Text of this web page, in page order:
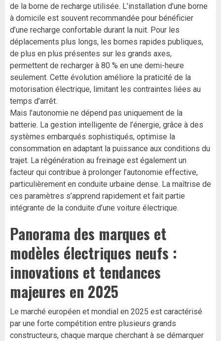
de la borne de recharge utilisée. L’installation d’une borne
à domicile est souvent recommandée pour bénéficier
d’une recharge confortable durant la nuit. Pour les
déplacements plus longs, les bornes rapides publiques,
de plus en plus présentes sur les grands axes,
permettent de recharger à 80 % en une demi-heure
seulement. Cette évolution améliore la praticité de la
motorisation électrique, limitant les contraintes liées au
temps d’arrêt.
Mais l’autonomie ne dépend pas uniquement de la
batterie. La gestion intelligente de l’énergie, grâce à des
systèmes embarqués sophistiqués, optimise la
consommation en adaptant la puissance aux conditions du
trajet. La régénération au freinage est également un
facteur qui contribue à prolonger l’autonomie effective,
particulièrement en conduite urbaine dense. La maîtrise de
ces paramètres s’apprend rapidement et fait partie
intégrante de la conduite d’une voiture électrique.
Panorama des marques et
modèles électriques neufs :
innovations et tendances
majeures en 2025
Le marché européen et mondial en 2025 est caractérisé
par une forte compétition entre plusieurs grands
constructeurs, chaque marque cherchant à se démarquer